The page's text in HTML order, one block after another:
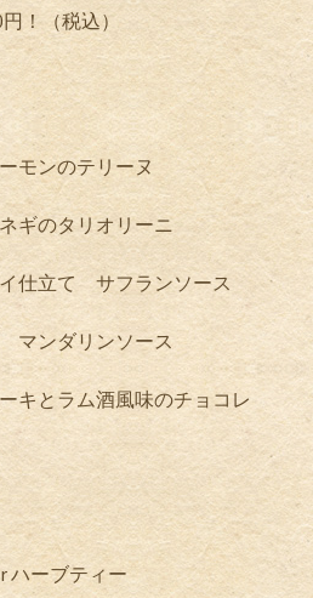
！（税込）
モンのテリーヌ
ギのタリオリーニ
仕立て サフランソース
ンダリンソース
キとラム酒風味のチョコレ
ハーブティー